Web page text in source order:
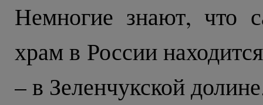
Немногие знают, что
храм в России
– в Зеленчукской